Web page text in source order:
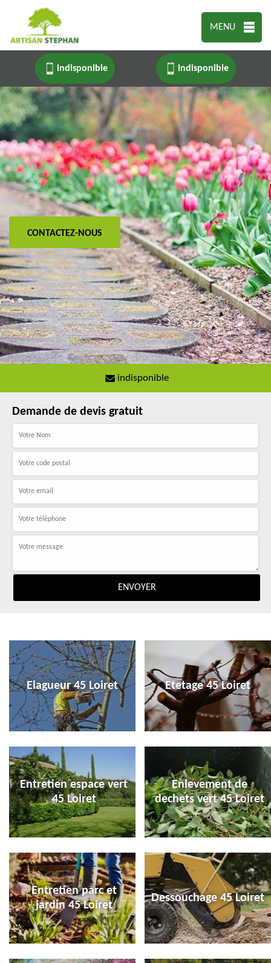
MENU
indisponible indisponible
CONTACTEZ-NOUS
indisponible
Demande de devis gratuit
Elagueur 45 Loiret Etetage 45 Loiret
Entretien espace vert
45 Loiret
Enlevement de
dechets vert 45 Loiret
Entretien parc et
jardin 45 Loiret
Dessouchage 45 Loiret